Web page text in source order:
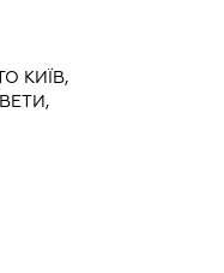
КИЇВ,